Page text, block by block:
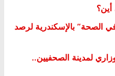
الصحة” بالإسكندرية لرصد
لمدينة الصحفيين..